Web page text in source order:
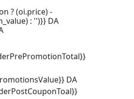
? (oi.price) -
: '')}} DA
DA